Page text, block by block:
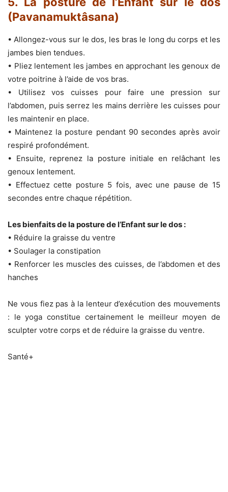
(Pavanamuktâsana)
• Allongez-vous sur le dos, les bras le long du corps et les
jambes bien tendues.
• Pliez lentement les jambes en approchant les genoux de
votre poitrine à l’aide de vos bras.
• Utilisez vos cuisses pour faire une pression sur
l’abdomen, puis serrez les mains derrière les cuisses pour
les maintenir en place.
• Maintenez la posture pendant 90 secondes après avoir
respiré profondément.
• Ensuite, reprenez la posture initiale en relâchant les
genoux lentement.
• Effectuez cette posture 5 fois, avec une pause de 15
secondes entre chaque répétition.
Les bienfaits de la posture de l’Enfant sur le dos :
• Réduire la graisse du ventre
• Soulager la constipation
• Renforcer les muscles des cuisses, de l’abdomen et des
hanches
Ne vous fiez pas à la lenteur d’exécution des mouvements
: le yoga constitue certainement le meilleur moyen de
sculpter votre corps et de réduire la graisse du ventre.
Santé+